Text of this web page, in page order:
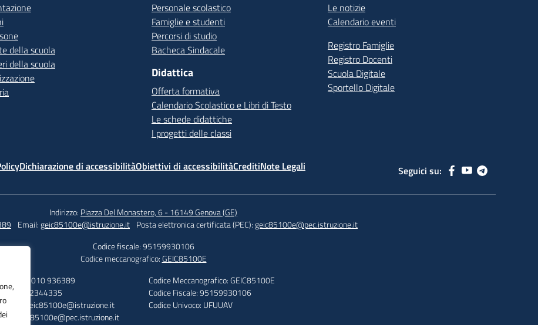
della scuola
della scuola
Personale scolastico
Famiglie e studenti
Percorsi di studio
Bacheca Sindacale
Didattica
Offerta formativa
Calendario Scolastico e Libri di Testo
Le schede didattiche
I progetti delle classi
Le notizie
Calendario eventi
Registro Famiglie
Registro Docenti
Scuola Digitale
Sportello Digitale
Dichiarazione di accessibilitàObiettivi di accessibilitàCreditiNote Legali Seguici su:
Indirizzo: Piazza Del Monastero, 6 - 16149 Genova (GE)
Email:geic85100e@istruzione.it Posta elettronica certificata (PEC):geic85100e@pec.istruzione.it
Codice fiscale: 95159930106
Codice meccanografico:GEIC85100E
Telefono: 010 936389
Fax: 010 2344335
mail: geic85100e@istruzione.it
geic85100e@pec.istruzione.it
Codice Meccanografico: GEIC85100E
Codice Fiscale: 95159930106
Codice Univoco: UFUUAV